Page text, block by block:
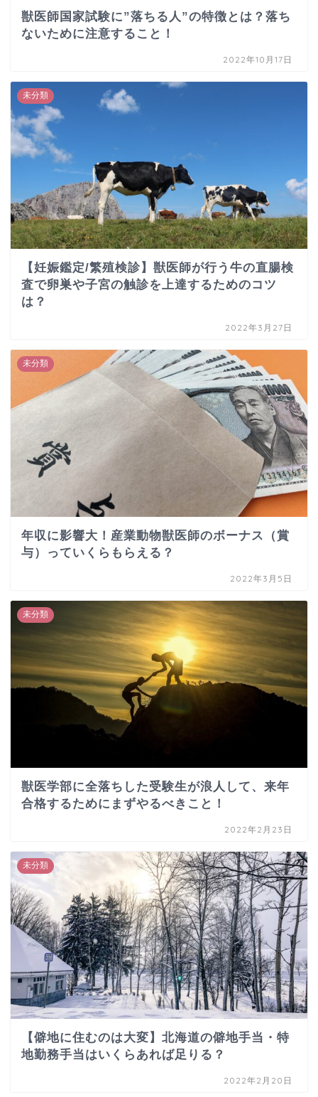
獣医師国家試験に”落ちる人”の特徴とは？落ち
ないために注意すること！
2022年10月17日
未分類
【妊娠鑑定/繁殖検診】獣医師が行う牛の直腸検
査で卵巣や子宮の触診を上達するためのコツ
は？
2022年3月27日
未分類
年収に影響大！産業動物獣医師のボーナス（賞
与）っていくらもらえる？
2022年3月5日
未分類
獣医学部に全落ちした受験生が浪人して、来年
合格するためにまずやるべきこと！
2022年2月23日
未分類
【僻地に住むのは大変】北海道の僻地手当・特
地勤務手当はいくらあれば足りる？
2022年2月20日